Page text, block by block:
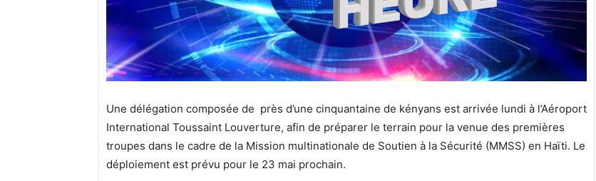
Une délégation composée de près d’une cinquantaine de kényans est arrivée lundi à l’Aéroport
International Toussaint Louverture, afin de préparer le terrain pour la venue des premières
troupes dans le cadre de la Mission multinationale de Soutien à la Sécurité (MMSS) en Haïti. Le
déploiement est prévu pour le 23 mai prochain.